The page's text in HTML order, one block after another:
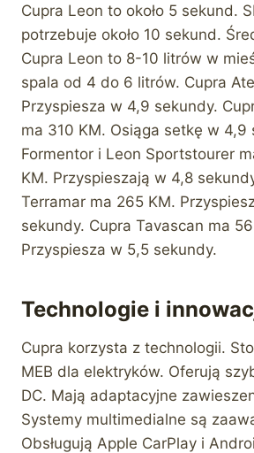
Cupra Leon to około 5 sekund.
potrzebuje około 10 sekund.
Cupra Leon to 8-10 litrów w
spala od 4 do 6 litrów. Cupra
Przyspiesza w 4,9 sekundy.
ma 310 KM. Osiąga setkę w 4,9
Formentor i Leon Sportstourer
KM. Przyspieszają w 4,8
Terramar ma 265 KM.
sekundy. Cupra Tavascan ma
Przyspiesza w 5,5 sekundy.
Technologie i
Cupra korzysta z technologii.
MEB dla elektryków. Oferują
DC. Mają adaptacyjne
Systemy multimedialne są
Obsługują Apple CarPlay i